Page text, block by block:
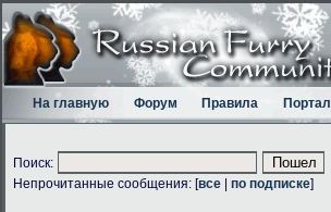
На главную Форум Правила Портал
Поиск:
Непрочитанные сообщения: [все по подписке]